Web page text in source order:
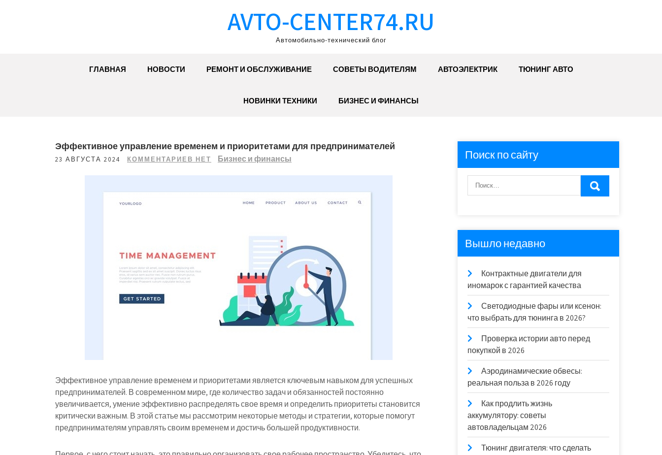
AVTO-CENTER74.RU
Автомобильно-технический блог
ГЛАВНАЯ НОВОСТИ РЕМОНТ И ОБСЛУЖИВАНИЕ СОВЕТЫ ВОДИТЕЛЯМ АВТОЭЛЕКТРИК ТЮНИНГ АВТО
НОВИНКИ ТЕХНИКИ БИЗНЕС И ФИНАНСЫ
Эффективное управление временем и приоритетами для предпринимателей
23 АВГУСТА 2024 КОММЕНТАРИЕВ НЕТ Бизнес и финансы
Эффективное управление временем и приоритетами является ключевым навыком для успешных
предпринимателей. В современном мире, где количество задач и обязанностей постоянно
увеличивается, умение эффективно распределять свое время и определить приоритеты становится
критически важным. В этой статье мы рассмотрим некоторые методы и стратегии, которые помогут
предпринимателям управлять своим временем и достичь большей продуктивности.
Поиск по сайту
Вышло недавно
Контрактные двигатели для
иномарок с гарантией качества
Светодиодные фары или ксенон:
что выбрать для тюнинга в 2026?
Проверка истории авто перед
покупкой в 2026
Аэродинамические обвесы:
реальная польза в 2026 году
Как продлить жизнь
аккумулятору: советы
автовладельцам 2026
Тюнинг двигателя: что сделать